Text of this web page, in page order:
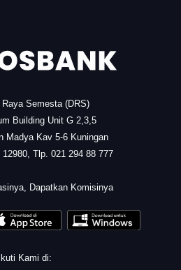
Semesta (DRS)
Building Unit G 2,3,5
Madya Kav 5-6 Kuningan
Tlp. 021 294 88 777
Dapatkan Komisinya
Ikuti Kami di: